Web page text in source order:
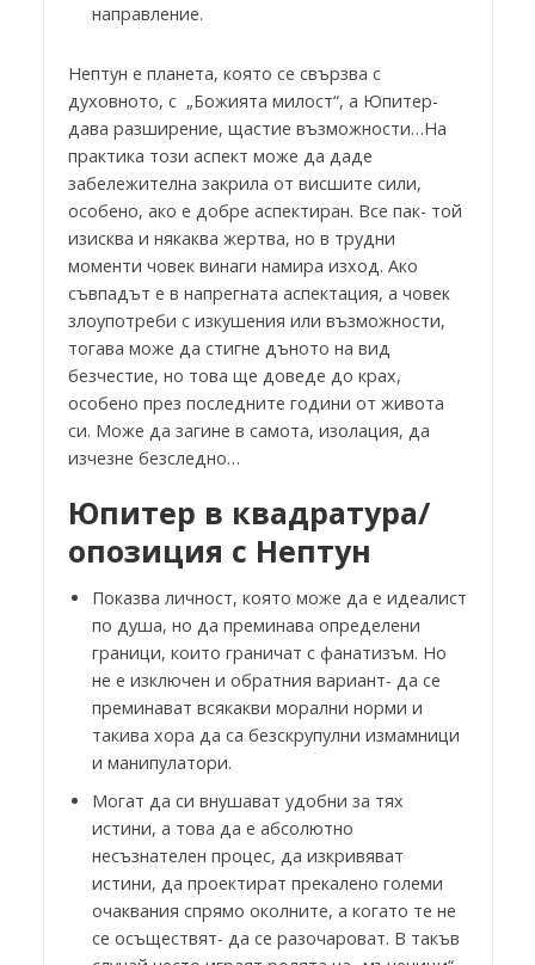
направление.
Нептун е планета, която се свързва с
духовното, с „Божията милост“, а Юпитер-
дава разширение, щастие възможности…На
практика този аспект може да даде
забележителна закрила от висшите сили,
особено, ако е добре аспектиран. Все пак- той
изисква и някаква жертва, но в трудни
моменти човек винаги намира изход. Ако
съвпадът е в напрегната аспектация, а човек
злоупотреби с изкушения или възможности,
тогава може да стигне дъното на вид
безчестие, но това ще доведе до крах,
особено през последните години от живота
си. Може да загине в самота, изолация, да
изчезне безследно…
Юпитер в квадратура/
опозиция с Нептун
Показва личност, която може да е идеалист
по душа, но да преминава определени
граници, които граничат с фанатизъм. Но
не е изключен и обратния вариант- да се
преминават всякакви морални норми и
такива хора да са безскрупулни измамници
и манипулатори.
Могат да си внушават удобни за тях
истини, а това да е абсолютно
несъзнателен процес, да изкривяват
истини, да проектират прекалено големи
очаквания спрямо околните, а когато те не
се осъществят- да се разочароват. В такъв